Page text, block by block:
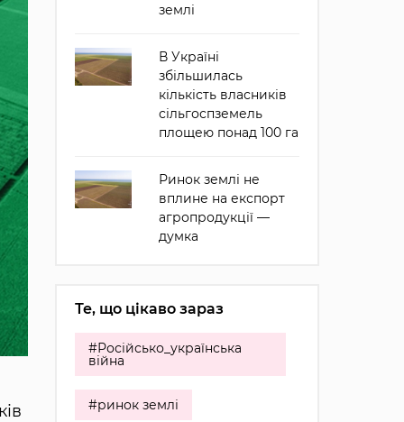
землі
В Україні
збільшилась
кількість власників
сільгоспземель
площею понад 100 га
Ринок землі не
вплине на експорт
агропродукції —
думка
Те, що цікаво зараз
#Російсько_українська
війна
#ринок землі